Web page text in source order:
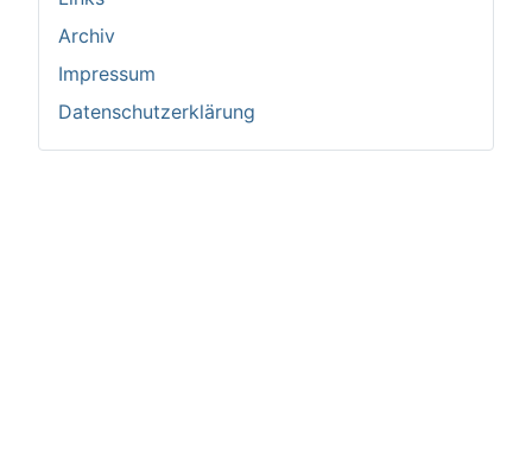
Archiv
Impressum
Datenschutzerklärung